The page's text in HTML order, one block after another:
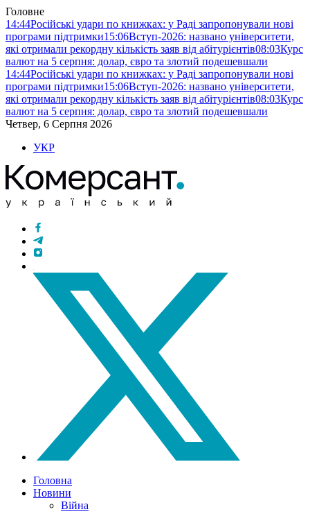
Головне
14:44Російські удари по книжках: у Раді запропонували нові
програми підтримки15:06Вступ-2026: названо університети,
які отримали рекордну кількість заяв від абітурієнтів08:03Курс
валют на 5 серпня: долар, євро та злотий подешевшали
14:44Російські удари по книжках: у Раді запропонували нові
програми підтримки15:06Вступ-2026: названо університети,
які отримали рекордну кількість заяв від абітурієнтів08:03Курс
валют на 5 серпня: долар, євро та злотий подешевшали
Четвер, 6 Серпня 2026
УКР
Головна
Новини
Війна